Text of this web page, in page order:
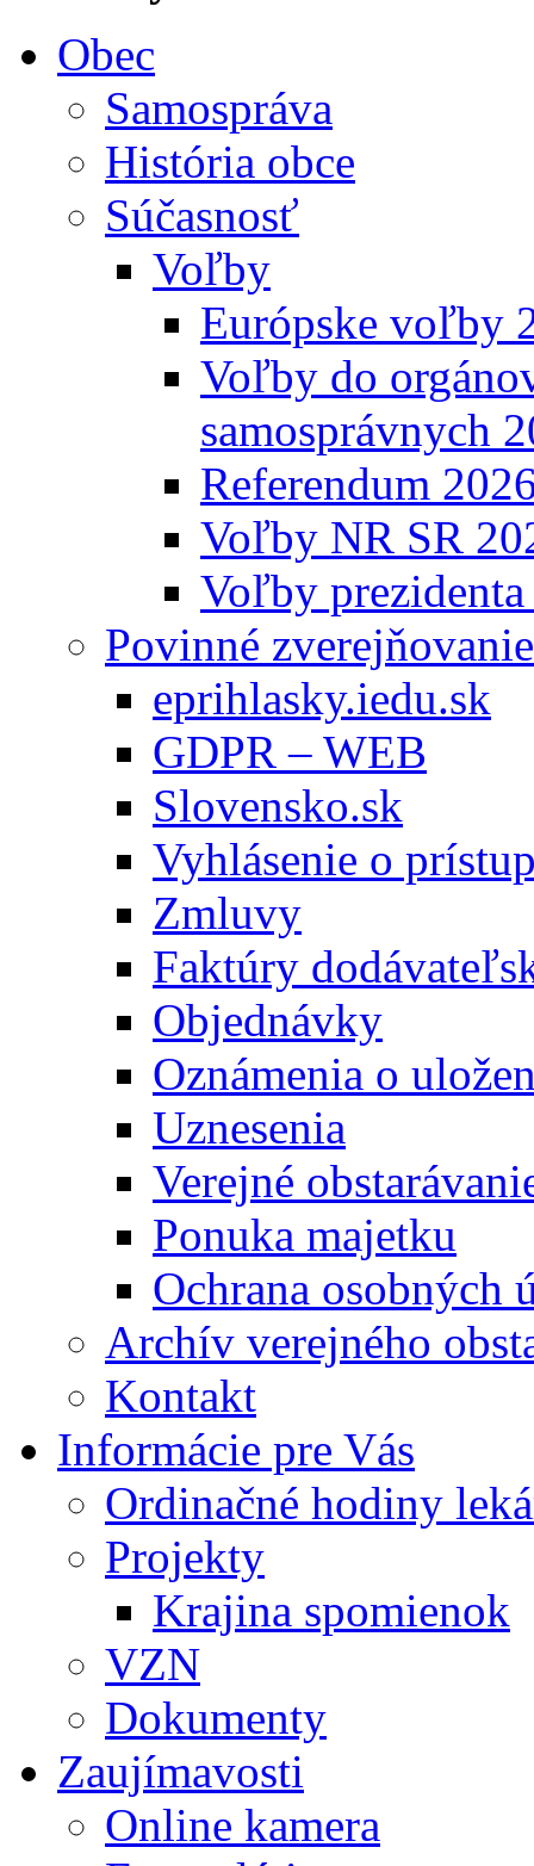
Obec
Samospráva
História obce
Súčasnosť
Voľby
Európske voľby
Voľby do
samosprávnych
Referendum
Voľby NR SR
Voľby
Povinné zverejňovanie
eprihlasky.iedu.sk
GDPR – WEB
Slovensko.sk
Vyhlásenie o
Zmluvy
Faktúry
Objednávky
Oznámenia o
Uznesenia
Verejné
Ponuka majetku
Ochrana osobných
Archív verejného
Kontakt
Informácie pre Vás
Ordinačné hodiny
Projekty
Krajina spomienok
VZN
Dokumenty
Zaujímavosti
Online kamera